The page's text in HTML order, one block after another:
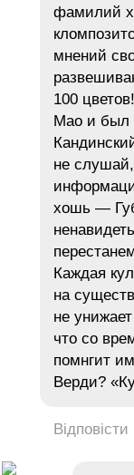
фамилий
мнений
100
Мао и был
не
хошь —
Каждая
на
не
что со
помнгит
Верди?
Відповісти